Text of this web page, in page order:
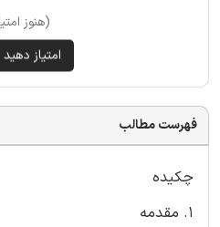
(هنوز
فهرست مطالب
چکیده
1. مقدمه